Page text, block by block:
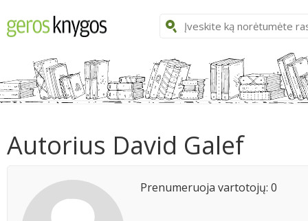
Autorius David Galef
Prenumeruoja vartotojų: 0